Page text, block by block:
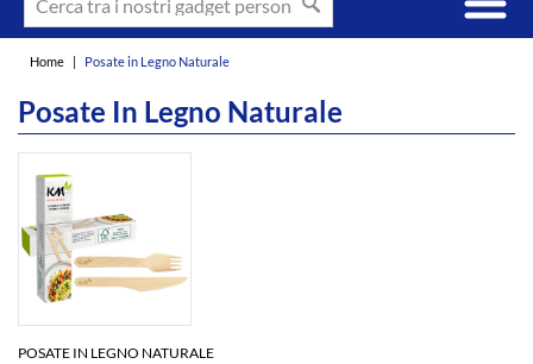
Home | Posate in Legno Naturale
Posate In Legno Naturale
POSATE IN LEGNO NATURALE